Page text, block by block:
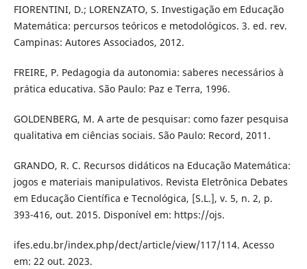
FIORENTINI, D.; LORENZATO, S. Investigação em Educação
Matemática: percursos teóricos e metodológicos. 3. ed. rev.
Campinas: Autores Associados, 2012.
FREIRE, P. Pedagogia da autonomia: saberes necessários à
prática educativa. São Paulo: Paz e Terra, 1996.
GOLDENBERG, M. A arte de pesquisar: como fazer pesquisa
qualitativa em ciências sociais. São Paulo: Record, 2011.
GRANDO, R. C. Recursos didáticos na Educação Matemática:
jogos e materiais manipulativos. Revista Eletrônica Debates
em Educação Científica e Tecnológica, [S.L.], v. 5, n. 2, p.
393-416, out. 2015. Disponível em: https://ojs.
ifes.edu.br/index.php/dect/article/view/117/114. Acesso
em: 22 out. 2023.